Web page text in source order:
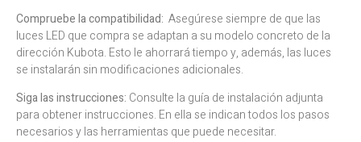
Compruebe la compatibilidad: Asegúrese siempre de que las
luces LED que compra se adaptan a su modelo concreto de la
dirección Kubota. Esto le ahorrará tiempo y, además, las luces
se instalarán sin modificaciones adicionales.
Siga las instrucciones: Consulte la guía de instalación adjunta
para obtener instrucciones. En ella se indican todos los pasos
necesarios y las herramientas que puede necesitar.